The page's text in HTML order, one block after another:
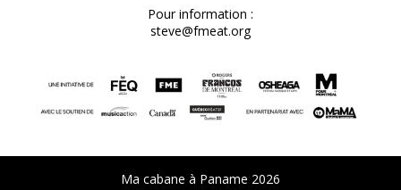
Pour information :
steve@fmeat.org
Ma cabane à Paname 2026